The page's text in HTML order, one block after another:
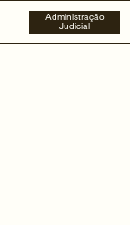
Administração
Judicial